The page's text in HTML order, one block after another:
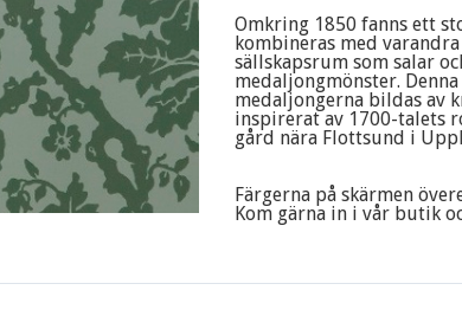
Omkring 1850 fanns ett
kombineras med
sällskapsrum som salar
medaljongmönster.
medaljongerna bildas av
inspirerat av 1700-talets
gård nära Flottsund i
Färgerna på skärmen
Kom gärna in i vår butik